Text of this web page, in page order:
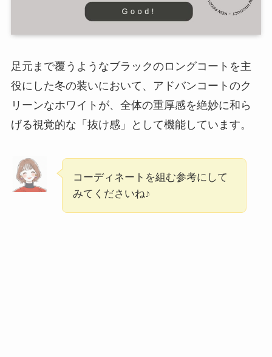
足元まで覆うようなブラックのロングコートを主
役にした冬の装いにおいて、アドバンコートのク
リーンなホワイトが、全体の重厚感を絶妙に和ら
げる視覚的な「抜け感」として機能しています。
コーディネートを組む参考にして
みてくださいね♪